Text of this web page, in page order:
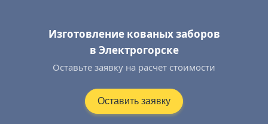
Изготовление кованых заборов
в Электрогорске
Оставьте заявку на расчет стоимости
Оставить заявку